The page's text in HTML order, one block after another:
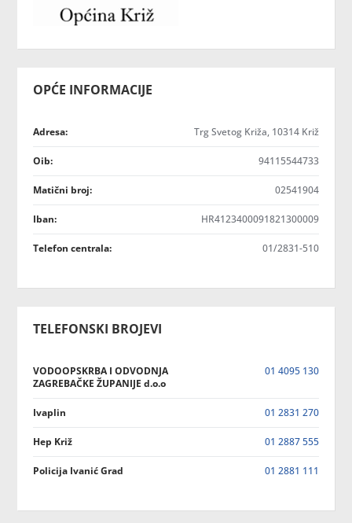
OPĆE INFORMACIJE
Adresa: Trg Svetog Križa, 10314 Križ
Oib: 94115544733
Matični broj: 02541904
Iban: HR4123400091821300009
Telefon centrala: 01/2831-510
TELEFONSKI BROJEVI
VODOOPSKRBA I ODVODNJA
ZAGREBAČKE ŽUPANIJE d.o.o
01 4095 130
Ivaplin 01 2831 270
Hep Križ 01 2887 555
Policija Ivanić Grad 01 2881 111